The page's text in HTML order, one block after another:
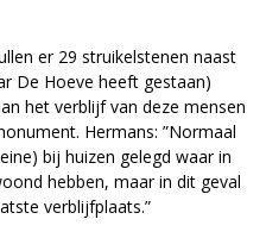
er 29 struikelstenen naast
De Hoeve heeft gestaan)
het verblijf van deze mensen
Hermans: ”Normaal
bij huizen gelegd waar in
hebben, maar in dit geval
verblijfplaats.”